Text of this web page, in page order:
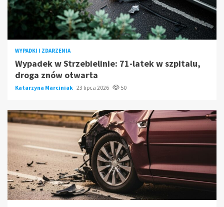
WYPADKI I ZDARZENIA
Wypadek w Strzebielinie: 71-latek w szpitalu,
droga znów otwarta
Katarzyna Marciniak 23 lipca 2026 50